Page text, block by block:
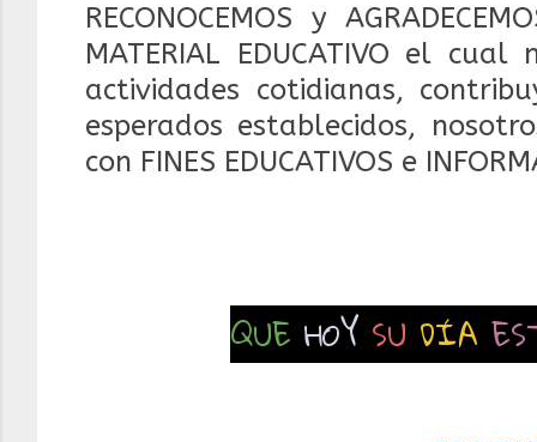
RECONOCEMOS y
MATERIAL EDUCATIVO el
actividades cotidianas,
esperados establecidos,
con FINES EDUCATIVOS e
QUE HOY SU DÍA